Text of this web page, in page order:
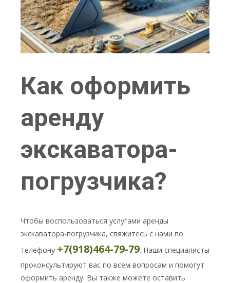
Как оформить
аренду
экскаватора-
погрузчика?
Чтобы воспользоваться услугами аренды
экскаватора-погрузчика, свяжитесь с нами по
телефону +7(918)464-79-79. Наши специалисты
проконсультируют вас по всем вопросам и помогут
оформить аренду. Вы также можете оставить